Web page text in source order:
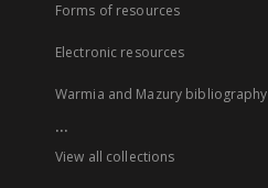
Forms of resources
Electronic resources
Warmia and Mazury bibliography
...
View all collections